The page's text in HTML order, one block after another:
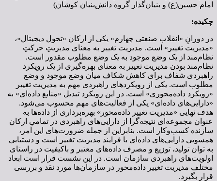
امام حسین(ع) و بنیان‌گذار گروه دانش‌بنیان کوشان)
چکیده:
در دورانِ «انقلاب صنعتی چهارم» یکی از ارکان «تحول دیجیتال»،
«مدیریت تغییر» است. مدیریت تغییر به معنای مدیریتِ حرکتِ
نظام‌مند از یک وضع موجود به یک وضع مطلوب مقدور است.
نظام‌مند بودن مدیریت تغییر به معنای بهره‌گیری از یک رویکرد
راهبردی شفاف برای کاهش شکاف میان وضع موجود و وضع
مطلوب است. یکی از رویکردهای راهبردی مهم به مدیریت تغییر
«رویکرد داده‌محوری» است. در این رویکرد تبدیل «منابع داده‌ای» به
«دارایی‌های داده‌ای» یکی از فعالیت‌های مهم محسوب می‌شود.
هدف نهایی «مدیریت تغییر داده‌محور» بهره‌برداری از داده‌ها به
عنوان مجموعه‌ای نتیجه‌گرا از دارایی‌های راهبردی در تمامیِ ارکان
سازنده کسب‌وکار است. بنابراین از جمله ضرورت‌های این امر،
همسویی دارایی‌های داده‌ای با فرایند مدیریت تغییر است و دستیابی
به توان تولید،‌ توزیع و مصرف داده‌های معتبر و باکیفیت در راستای
اولویت‌های راهبردی سازمان است. در این نشست قرار است ابعاد
مختلف مدیریت تغییر داده‌محور در سازمان‌ها مورد نقد و بررسی
قرار بگیرد.